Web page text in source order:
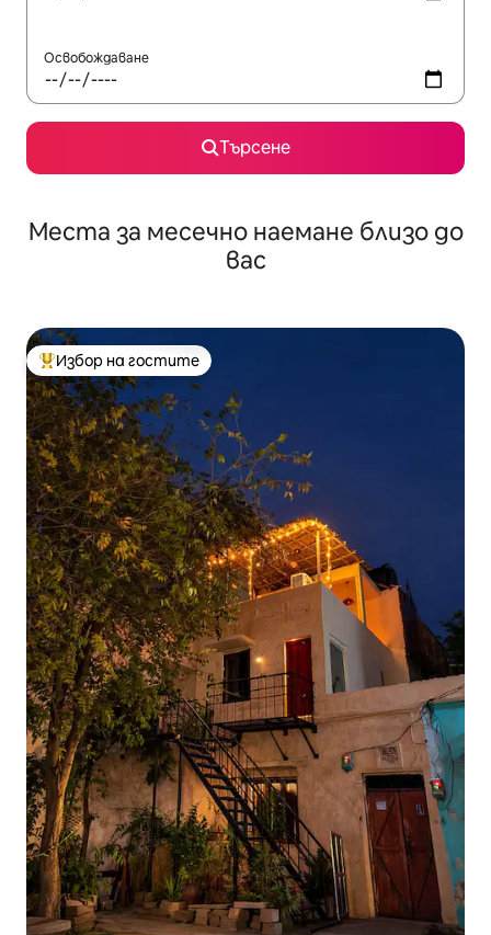
Освобождаване
Търсене
Места за месечно наемане близо до
вас
Най-популярен избор на гостите
Избор на гостите